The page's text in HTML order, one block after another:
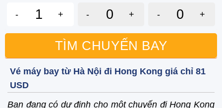
- + - + - +
TÌM CHUYẾN BAY
Vé máy bay từ Hà Nội đi Hong Kong giá chỉ 81
USD
Bạn đang có dự định cho một chuyến đi Hong Kong